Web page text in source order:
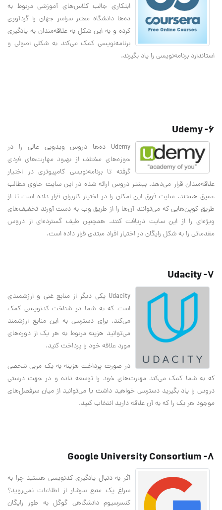
ابتکاری جالب کلا‌س‌های آموزشی مربوط به
ده‌ها دانشگاه معتبر سراسر جهان را گردآوری
کرده و به این شکل به علاقه‌مندان به یادگیری
برنامه‌نویسی کمک می‌کند به شکلی اصولی و
استاندارد برنامه‌نویسی را یاد بگیرند.
6- Udemy
Udemy ده‌ها دروس ویدویی عالی را در
حوزه‌های مختلف از بهبود مهارت‌های فردی
گرفته تا برنامه‌نویسی کامپیوتری در اختیار
علاقه‌مندان قرار می‌دهد. بیشتر دروس ارائه شده در این سایت حاوی مطالب
عمیق هستند. سایت فوق این امکان را در اختیار کاربران قرار داده است تا از
طریق کوپن‌هایی که می‌توانند آن‌ها را از طریق وب به دست آورند تخفیف‌های
ویژه‌ای را از این سایت دریافت کنند. همچنین طیف گسترده‌ای از دروس
مقدماتی را به شکل رایگان در اختیار افراد مبتدی قرار داده است.
7- Udacity
Udacity یکی دیگر از منابع غنی و ارزشمندی
است که به شما در شناخت کدنویسی کمک
می‌کند. برای دسترسی به این منابع ارزشمند
می‌توانید هزینه مربوط به هر یک از دوره‌های
مورد علاقه خود را پرداخت کنید.
در صورت پرداخت هزینه به یک مربی شخصی
که به شما کمک می‌کند مهارت‌های خود را توسعه داده و در جهت درستی
دروس را یاد بگیرید دسترسی خواهید داشت یا می‌توانید از میان سرفصل‌های
موجود هر یک را که به آن علاقه دارید انتخاب کنید.
8- Google University Consortium
اگر به دنبال یادگیری کدنویسی هستید چرا به
سراغ یک منبع سرشار از اطلاعات نمی‌روید؟
کنسرسیوم دانشگاهی گوگل به طور رایگان